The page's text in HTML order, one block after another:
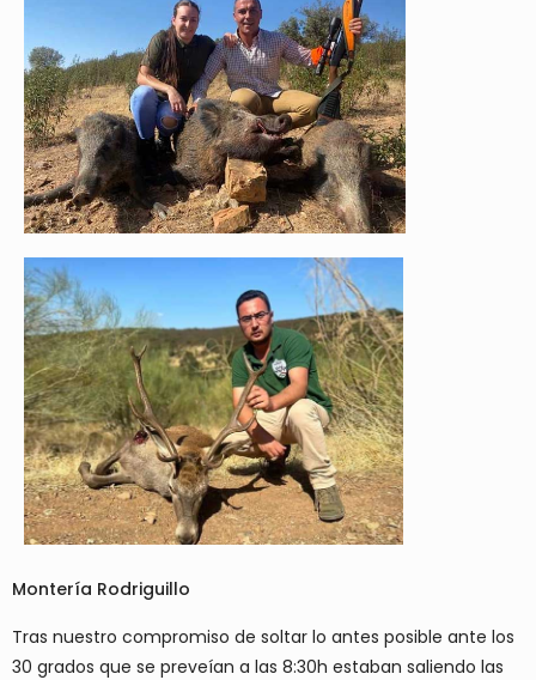
Montería Rodriguillo
Tras nuestro compromiso de soltar lo antes posible ante los
30 grados que se preveían a las 8:30h estaban saliendo las